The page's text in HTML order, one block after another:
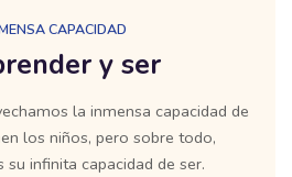
CAPACIDAD
y ser
la inmensa capacidad de
los niños, pero sobre todo,
infinita capacidad de ser.